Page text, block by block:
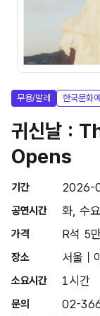
무용/발레 한국문화
귀신날 :
Opens
기간 2026-
공연시간 화, 수
가격 R석 5
장소 서울 |
소요시간 1시간
문의 02-